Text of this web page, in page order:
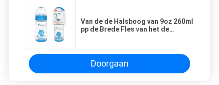
Van de de Halsboog van 9oz 260ml
pp de Brede Fles van het de
Doorgaan